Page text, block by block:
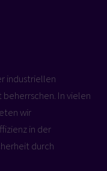
industriellen
In vielen
wir
in der
durch